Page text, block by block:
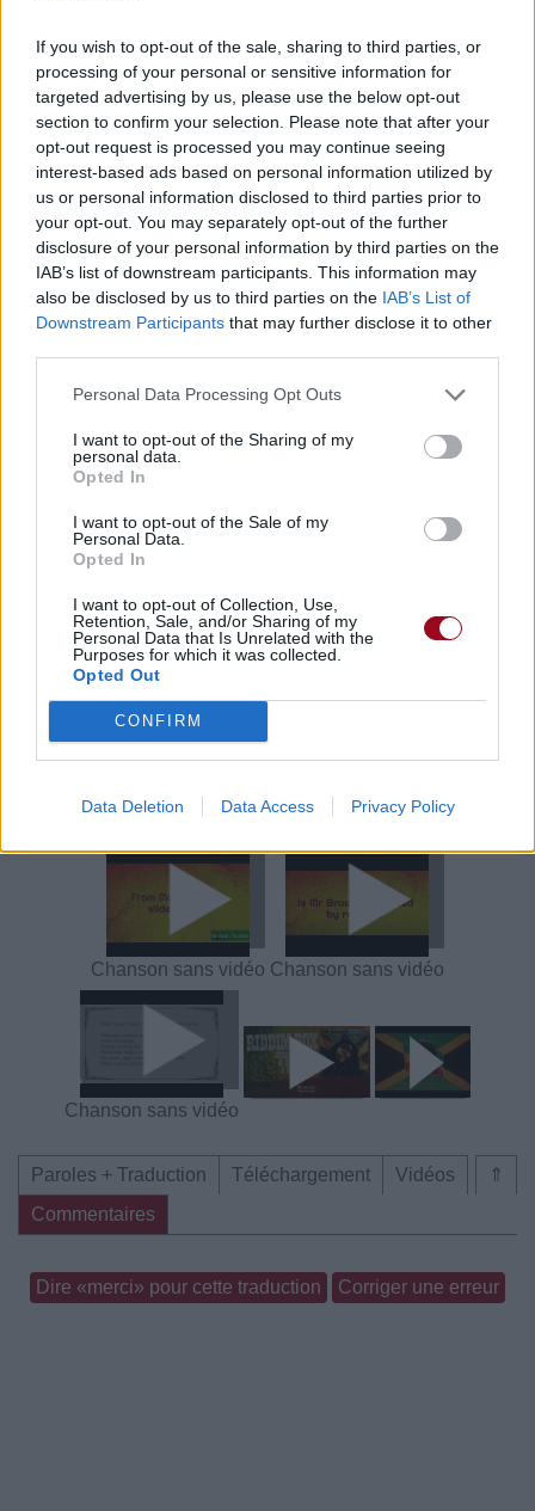
If you wish to opt-out of the sale, sharing to third parties, or
processing of your personal or sensitive information for
targeted advertising by us, please use the below opt-out
section to confirm your selection. Please note that after your
opt-out request is processed you may continue seeing
interest-based ads based on personal information utilized by
us or personal information disclosed to third parties prior to
your opt-out. You may separately opt-out of the further
disclosure of your personal information by third parties on the
IAB’s list of downstream participants. This information may
also be disclosed by us to third parties on the IAB’s List of
Downstream Participants that may further disclose it to other
Personal Data Processing Opt Outs
I want to opt-out of the Sharing of my
personal data.
Opted In
I want to opt-out of the Sale of my
Personal Data.
Opted In
I want to opt-out of Collection, Use,
Retention, Sale, and/or Sharing of my
Personal Data that Is Unrelated with the
Purposes for which it was collected.
Opted Out
CONFIRM
Data Deletion Data Access Privacy Policy
Publié parVisa 247844 5 5 7 le 2 novembre 2021
à 7h24.
Chanteurs : Bob Marley
Albums : Soul Revolution
Paroles + Traduction Téléchargement
Vidéos
Commentaires
Pour prolonger le plaisir musical :
Vous aimez chanter, apprenez la guitare chez
Télécharger légalement les MP3 ou trouver le CD sur
Trouver un instrument de musique ou une partition au
meilleur prix sur
Paroles + Traduction
Commentaires
Voir la vidéo de «Mr. Brown»
Chanson sans vidéo Chanson sans vidéo
Chanson sans vidéo
⇑
Paroles + Traduction Téléchargement
Vidéos
Commentaires
Dire «merci» pour cette traduction Corriger une erreur